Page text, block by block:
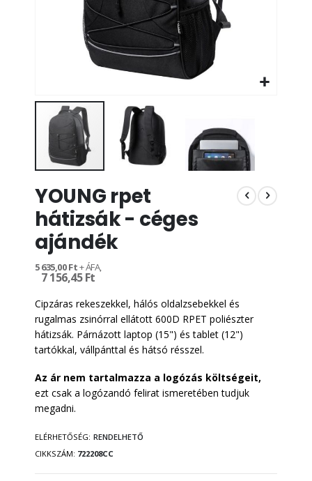
a
képgaléria
elejére
YOUNG rpet
hátizsák - céges
ajándék
7 156,45 Ft
5 635,00 Ft
Cipzáras rekeszekkel, hálós oldalzsebekkel és
rugalmas zsinórral ellátott 600D RPET poliészter
hátizsák. Párnázott laptop (15") és tablet (12")
tartókkal, vállpánttal és hátsó résszel.
Az ár nem tartalmazza a logózás költségeit,
ezt csak a logózandó felirat ismeretében tudjuk
megadni.
ELÉRHETŐSÉG: RENDELHETŐ
CIKKSZÁM 722208CC